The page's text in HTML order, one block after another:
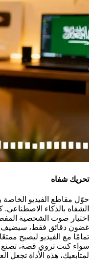
تحريك شفاه
حوّل مقاطع الفيديو
الشفاه بالذكاء الاصطناعي.
اختيار صوت الشخصية
غضون دقائق فقط، سيضيف
تمامًا مع الفيديو ليصبح
سواء كنت تروي قصة،
لمتابعيك، هذه الأداة تجعل